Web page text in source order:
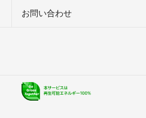
お問い合わせ